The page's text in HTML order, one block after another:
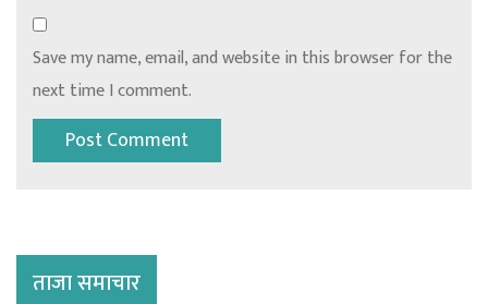
Save my name, email, and website in this browser for the
next time I comment.
ताजा समाचार